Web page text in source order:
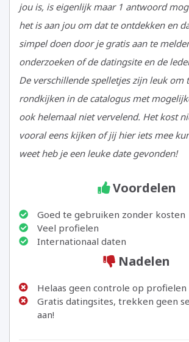
jou is, is eigenlijk maar 1 antwoord
het is aan jou om dat te ontdekken en
simpel doen door je gratis aan te
onderzoeken of de datingsite en de
De verschillende spelletjes zijn leuk om
rondkijken in de catalogus met
ook helemaal niet vervelend. Het kost
vooral eens kijken of jij hier iets mee
weet heb je een leuke date gevonden!
Reviewed
Item:
Badoo
3.5
https://datingsite.nl/wp-
content/uploads/2018/07/
Elise
2018-
07-
25
Voordelen
Goed te gebruiken zonder kosten
Veel profielen
Internationaal daten
Nadelen
Helaas geen controle op profielen
Gratis datingsites, trekken geen
aan!